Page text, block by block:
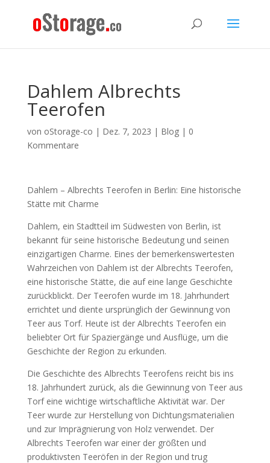
Dahlem Albrechts
Teerofen
von oStorage-co | Dez. 7, 2023 | Blog| 0
Kommentare
Dahlem – Albrechts Teerofen in Berlin: Eine historische
Stätte mit Charme
Dahlem, ein Stadtteil im Südwesten von Berlin, ist
bekannt für seine historische Bedeutung und seinen
einzigartigen Charme. Eines der bemerkenswertesten
Wahrzeichen von Dahlem ist der Albrechts Teerofen,
eine historische Stätte, die auf eine lange Geschichte
zurückblickt. Der Teerofen wurde im 18. Jahrhundert
errichtet und diente ursprünglich der Gewinnung von
Teer aus Torf. Heute ist der Albrechts Teerofen ein
beliebter Ort für Spaziergänge und Ausflüge, um die
Geschichte der Region zu erkunden.
Die Geschichte des Albrechts Teerofens reicht bis ins
18. Jahrhundert zurück, als die Gewinnung von Teer aus
Torf eine wichtige wirtschaftliche Aktivität war. Der
Teer wurde zur Herstellung von Dichtungsmaterialien
und zur Imprägnierung von Holz verwendet. Der
Albrechts Teerofen war einer der größten und
produktivsten Teeröfen in der Region und trug